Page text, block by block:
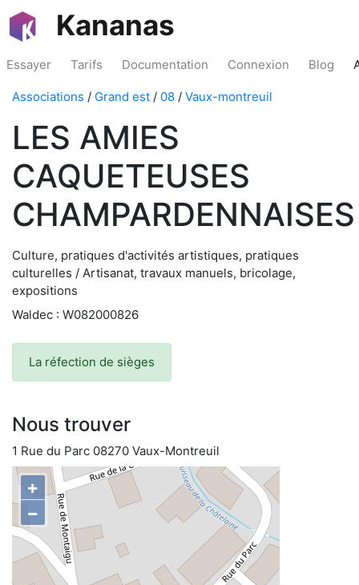
Kananas
Essayer Tarifs Documentation Connexion Blog
Associations / Grand est / 08 / Vaux-montreuil
LES AMIES
CAQUETEUSES
CHAMPARDENNAISES
Culture, pratiques d'activités artistiques, pratiques
culturelles / Artisanat, travaux manuels, bricolage,
expositions
Waldec : W082000826
La réfection de sièges
Nous trouver
1 Rue du Parc 08270 Vaux-Montreuil
+
−